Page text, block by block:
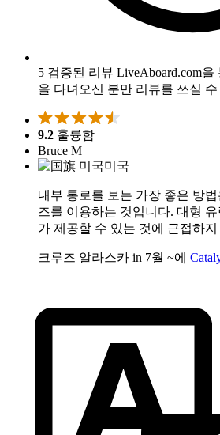
5 검증된 리뷰 LiveAboard.com
을 다녀오신 분만 리뷰를 쓰실
9.2 훌륭함
Bruce M
미국
내부 통로를 보는 가장 좋은 방
즈를 이용하는 것입니다. 대형
가 제공할 수 있는 것에 근접하
크루즈 알라스카 in 7월 ~에